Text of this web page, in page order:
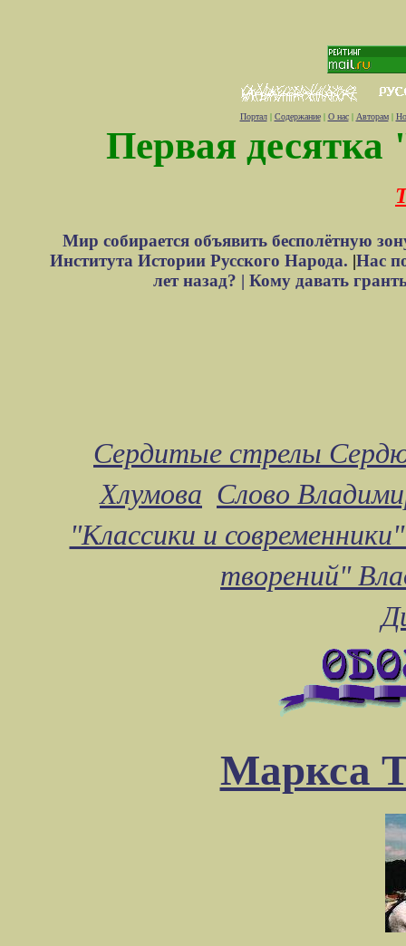
Портал| Содержание| О нас| Авторам|
Первая десятка
Мир собирается объявить бесполётную
Института Истории Русского Народа. |Нас
лет назад? | Кому давать
Сердитые стрелы
Хлумова Слово
"Классики и
творений"
Маркса